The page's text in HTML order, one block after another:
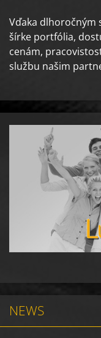
Vďaka dlhoročným
šírke portfólia,
cenám,
službu našim
NEWS